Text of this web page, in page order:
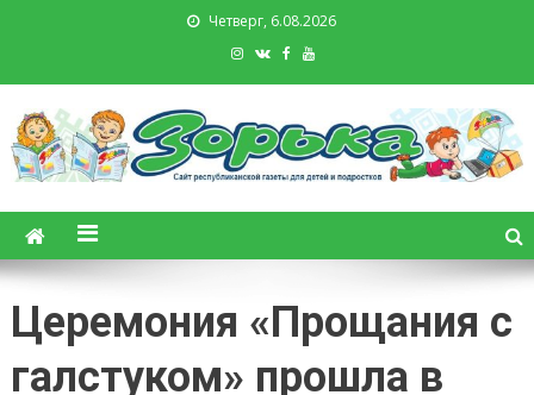
Четверг, 6.08.2026
Зорька. Газета для детей и
подростков
Церемония «Прощания с
галстуком» прошла в